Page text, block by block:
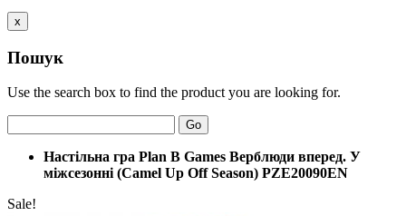
x
Пошук
Use the search box to find the product you are looking for.
Go
Настільна гра Plan B Games Верблюди вперед. У
міжсезонні (Camel Up Off Season) PZE20090EN
Sale!